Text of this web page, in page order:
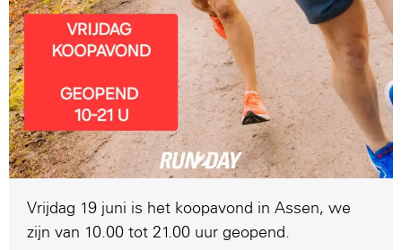
Vrijdag 19 juni is het koopavond in Assen, we
zijn van 10.00 tot 21.00 uur geopend.